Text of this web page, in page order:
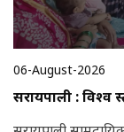
06-August-2026
सरायपाली :